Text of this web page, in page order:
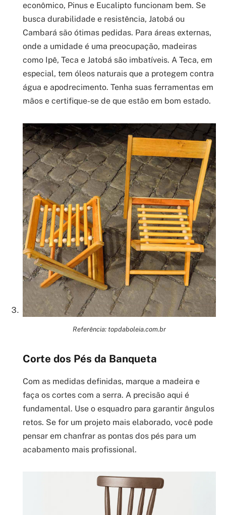
econômico, Pinus e Eucalipto funcionam bem. Se
busca durabilidade e resistência, Jatobá ou
Cambará são ótimas pedidas. Para áreas externas,
onde a umidade é uma preocupação, madeiras
como Ipê, Teca e Jatobá são imbatíveis. A Teca, em
especial, tem óleos naturais que a protegem contra
água e apodrecimento. Tenha suas ferramentas em
mãos e certifique-se de que estão em bom estado.
Referência: topdaboleia.com.br
Corte dos Pés da Banqueta
Com as medidas definidas, marque a madeira e
faça os cortes com a serra. A precisão aqui é
fundamental. Use o esquadro para garantir ângulos
retos. Se for um projeto mais elaborado, você pode
pensar em chanfrar as pontas dos pés para um
acabamento mais profissional.